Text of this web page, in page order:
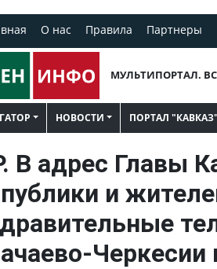
О нас Правила Партнеры
МУЛЬТИПОРТАЛ.
НОВОСТИ ПОРТАЛ "КАВКАЗ"
В адрес Главы
и
Черкесии